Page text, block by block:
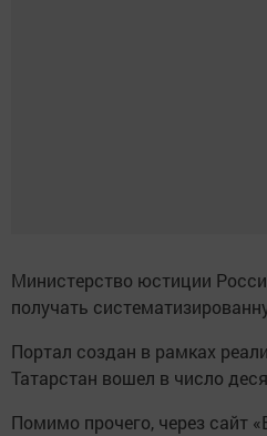
Министерство юстиции
получать
Портал создан в рамках
Татарстан вошел в число
Помимо прочего, через сайт